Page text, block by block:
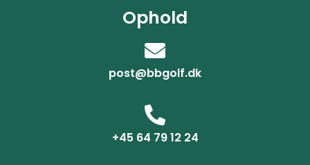
Ophold
post@bbgolf.dk
+45 64 79 12 24